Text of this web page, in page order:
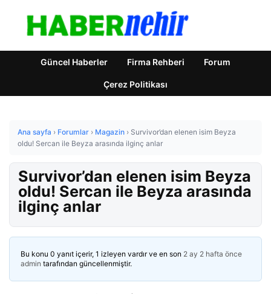
Güncel Haberler Firma Rehberi Forum
Çerez Politikası
Ana sayfa › Forumlar › Magazin › Survivor’dan elenen isim Beyza
oldu! Sercan ile Beyza arasında ilginç anlar
Survivor’dan elenen isim Beyza
oldu! Sercan ile Beyza arasında
ilginç anlar
Bu konu 0 yanıt içerir, 1 izleyen vardır ve en son 2 ay 2 hafta önce
admin tarafından güncellenmiştir.